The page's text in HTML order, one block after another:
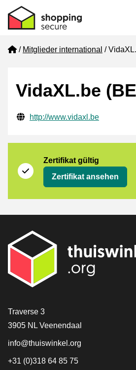
Home
Mitglieder international
VidaXL.be
Geprüfte Kontaktinformationen
Website URL
http://www.vidaxl.be
Zertifikat gültig
Zertifikat ansehen
[_General:Contact]
Traverse 3
3905 NL Veenendaal
info@thuiswinkel.org
+31 (0)318 64 85 75